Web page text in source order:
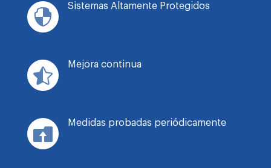

Sistemas Altamente Protegidos

Mejora continua

Medidas probadas periódicamente